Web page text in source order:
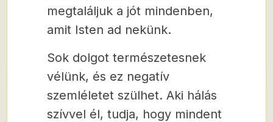
megtaláljuk a jót mindenben,
amit Isten ad nekünk.
Sok dolgot természetesnek
vélünk, és ez negatív
szemléletet szülhet. Aki hálás
szívvel él, tudja, hogy mindent